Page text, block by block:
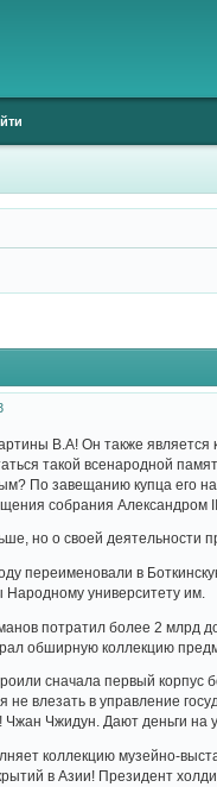
В.А! Он также
такой всенародной
По завещанию купца его
собрания Александром
но о своей
переименовали в
университету им.
потратил более 2 млрд
обширную коллекцию
сначала первый корпус
не влезать в управление
Чжидун. Дают деньги на
коллекцию музейно-
в Азии! Президент